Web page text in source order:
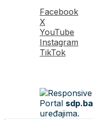
Facebook
X
YouTube
Instagram
TikTok
Portal sdp.ba
uređajima.